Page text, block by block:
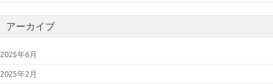
アーカイブ
2025年6月
2025年2月